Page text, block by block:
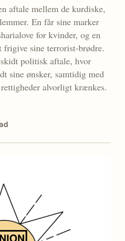
aftale mellem de kurdiske,
En får sine marker
for kvinder, og en
frigive sine terrorist-brødre.
politisk aftale, hvor
sine ønsker, samtidig med
alvorligt krænkes.